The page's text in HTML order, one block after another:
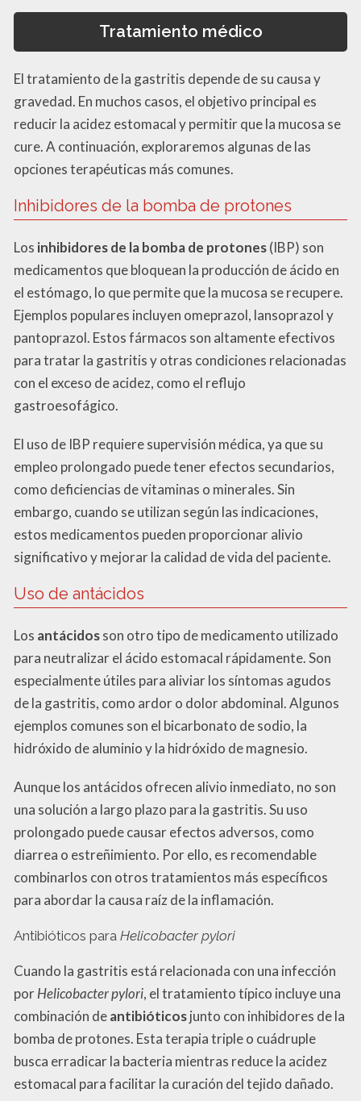
Tratamiento médico
El tratamiento de la gastritis depende de su causa y
gravedad. En muchos casos, el objetivo principal es
reducir la acidez estomacal y permitir que la mucosa se
cure. A continuación, exploraremos algunas de las
opciones terapéuticas más comunes.
Inhibidores de la bomba de protones
Los inhibidores de la bomba de protones(IBP) son
medicamentos que bloquean la producción de ácido en
el estómago, lo que permite que la mucosa se recupere.
Ejemplos populares incluyen omeprazol, lansoprazol y
pantoprazol. Estos fármacos son altamente efectivos
para tratar la gastritis y otras condiciones relacionadas
con el exceso de acidez, como el reflujo
gastroesofágico.
El uso de IBP requiere supervisión médica, ya que su
empleo prolongado puede tener efectos secundarios,
como deficiencias de vitaminas o minerales. Sin
embargo, cuando se utilizan según las indicaciones,
estos medicamentos pueden proporcionar alivio
significativo y mejorar la calidad de vida del paciente.
Uso de antácidos
Los antácidosson otro tipo de medicamento utilizado
para neutralizar el ácido estomacal rápidamente. Son
especialmente útiles para aliviar los síntomas agudos
de la gastritis, como ardor o dolor abdominal. Algunos
ejemplos comunes son el bicarbonato de sodio, la
hidróxido de aluminio y la hidróxido de magnesio.
Aunque los antácidos ofrecen alivio inmediato, no son
una solución a largo plazo para la gastritis. Su uso
prolongado puede causar efectos adversos, como
diarrea o estreñimiento. Por ello, es recomendable
combinarlos con otros tratamientos más específicos
para abordar la causa raíz de la inflamación.
Antibióticos para Helicobacter pylori
Cuando la gastritis está relacionada con una infección
porHelicobacter pylori, el tratamiento típico incluye una
combinación deantibióticosjunto con inhibidores de la
bomba de protones. Esta terapia triple o cuádruple
busca erradicar la bacteria mientras reduce la acidez
estomacal para facilitar la curación del tejido dañado.